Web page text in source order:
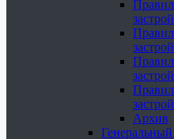
Архив
Генеральный